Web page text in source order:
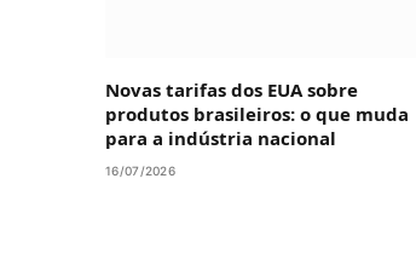
Novas tarifas dos EUA sobre
produtos brasileiros: o que muda
para a indústria nacional
16/07/2026